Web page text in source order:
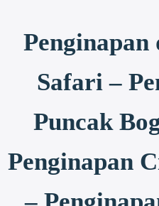
Penginapan
Safari –
Puncak
Penginapan